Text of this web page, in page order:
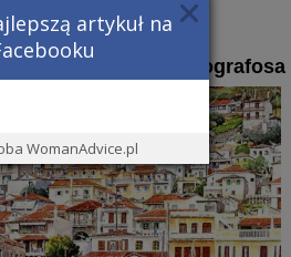
z głową.
Pantelisa Zografosa
artykuł na
WomanAdvice.pl